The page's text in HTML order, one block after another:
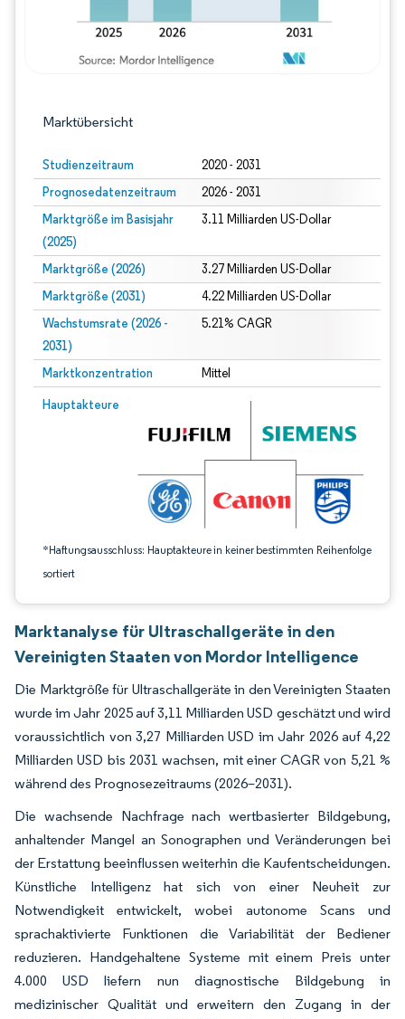
Marktübersicht
Studienzeitraum 2020 - 2031
Prognosedatenzeitraum 2026 - 2031
Marktgröße im Basisjahr
(2025)
3.11 Milliarden US-Dollar
Marktgröße (2026) 3.27 Milliarden US-Dollar
Marktgröße (2031) 4.22 Milliarden US-Dollar
Wachstumsrate (2026 -
2031)
5.21% CAGR
Marktkonzentration Mittel
Hauptakteure
*Haftungsausschluss: Hauptakteure in keiner bestimmten Reihenfolge
sortiert
Bild © Mordor Intelligence. Wiederverwendung erfordert Namensnennung
Marktanalyse für Ultraschallgeräte in den
Vereinigten Staaten von Mordor Intelligence
Die Marktgröße für Ultraschallgeräte in den Vereinigten Staaten
wurde im Jahr 2025 auf 3,11 Milliarden USD geschätzt und wird
voraussichtlich von 3,27 Milliarden USD im Jahr 2026 auf 4,22
Milliarden USD bis 2031 wachsen, mit einer CAGR von 5,21 %
während des Prognosezeitraums (2026–2031).
Die wachsende Nachfrage nach wertbasierter Bildgebung,
anhaltender Mangel an Sonographen und Veränderungen bei
der Erstattung beeinflussen weiterhin die Kaufentscheidungen.
Künstliche Intelligenz hat sich von einer Neuheit zur
Notwendigkeit entwickelt, wobei autonome Scans und
sprachaktivierte Funktionen die Variabilität der Bediener
reduzieren. Handgehaltene Systeme mit einem Preis unter
4.000 USD liefern nun diagnostische Bildgebung in
medizinischer Qualität und erweitern den Zugang in der